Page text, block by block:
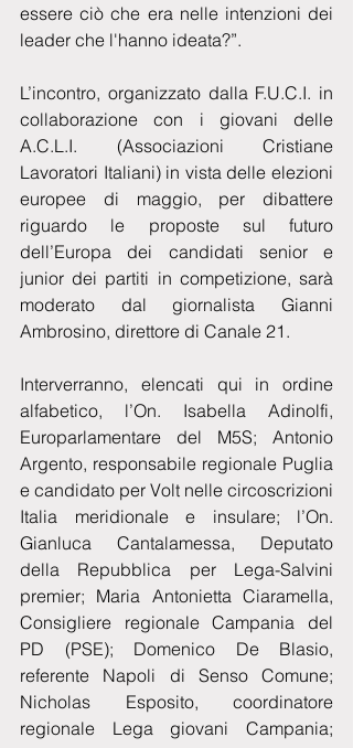
essere ciò che era nelle intenzioni dei
leader che l'hanno ideata?”.
L’incontro, organizzato dalla F.U.C.I. in
collaborazione con i giovani delle
A.C.L.I. (Associazioni Cristiane
Lavoratori Italiani) in vista delle elezioni
europee di maggio, per dibattere
riguardo le proposte sul futuro
dell’Europa dei candidati senior e
junior dei partiti in competizione, sarà
moderato dal giornalista Gianni
Ambrosino, direttore di Canale 21.
Interverranno, elencati qui in ordine
alfabetico, l’On. Isabella Adinolfi,
Europarlamentare del M5S; Antonio
Argento, responsabile regionale Puglia
e candidato per Volt nelle circoscrizioni
Italia meridionale e insulare; l’On.
Gianluca Cantalamessa, Deputato
della Repubblica per Lega-Salvini
premier; Maria Antonietta Ciaramella,
Consigliere regionale Campania del
PD (PSE); Domenico De Blasio,
referente Napoli di Senso Comune;
Nicholas Esposito, coordinatore
regionale Lega giovani Campania;